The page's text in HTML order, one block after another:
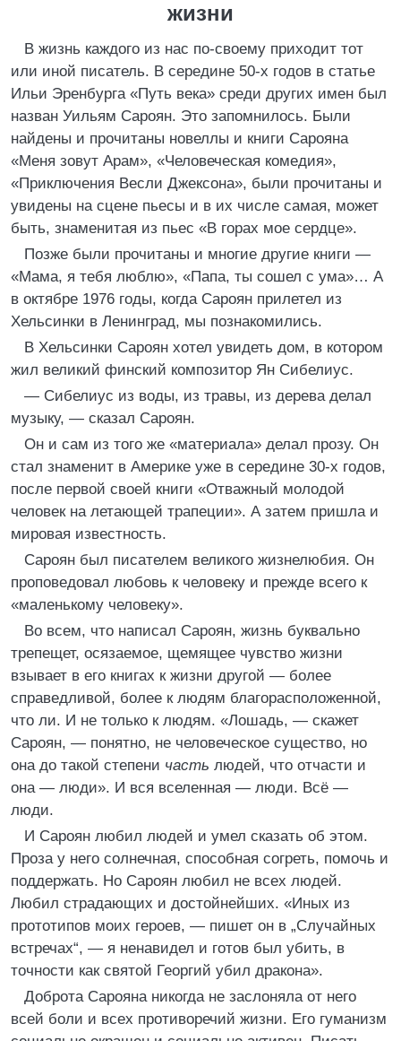
жизни
В жизнь каждого из нас по-своему приходит тот
или иной писатель. В середине 50-х годов в статье
Ильи Эренбурга «Путь века» среди других имен был
назван Уильям Сароян. Это запомнилось. Были
найдены и прочитаны новеллы и книги Сарояна
«Меня зовут Арам», «Человеческая комедия»,
«Приключения Весли Джексона», были прочитаны и
увидены на сцене пьесы и в их числе самая, может
быть, знаменитая из пьес «В горах мое сердце».
Позже были прочитаны и многие другие книги —
«Мама, я тебя люблю», «Папа, ты сошел с ума»… А
в октябре 1976 годы, когда Сароян прилетел из
Хельсинки в Ленинград, мы познакомились.
В Хельсинки Сароян хотел увидеть дом, в котором
жил великий финский композитор Ян Сибелиус.
— Сибелиус из воды, из травы, из дерева делал
музыку, — сказал Сароян.
Он и сам из того же «материала» делал прозу. Он
стал знаменит в Америке уже в середине 30-х годов,
после первой своей книги «Отважный молодой
человек на летающей трапеции». А затем пришла и
мировая известность.
Сароян был писателем великого жизнелюбия. Он
проповедовал любовь к человеку и прежде всего к
«маленькому человеку».
Во всем, что написал Сароян, жизнь буквально
трепещет, осязаемое, щемящее чувство жизни
взывает в его книгах к жизни другой — более
справедливой, более к людям благорасположенной,
что ли. И не только к людям. «Лошадь, — скажет
Сароян, — понятно, не человеческое существо, но
она до такой степени часть людей, что отчасти и
она — люди». И вся вселенная — люди. Всё —
люди.
И Сароян любил людей и умел сказать об этом.
Проза у него солнечная, способная согреть, помочь и
поддержать. Но Сароян любил не всех людей.
Любил страдающих и достойнейших. «Иных из
прототипов моих героев, — пишет он в „Случайных
встречах“, — я ненавидел и готов был убить, в
точности как святой Георгий убил дракона».
Доброта Сарояна никогда не заслоняла от него
всей боли и всех противоречий жизни. Его гуманизм